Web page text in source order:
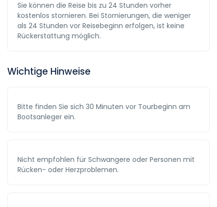
Sie können die Reise bis zu 24 Stunden vorher
kostenlos stornieren. Bei Stornierungen, die weniger
als 24 Stunden vor Reisebeginn erfolgen, ist keine
Rückerstattung möglich.
Wichtige Hinweise
Bitte finden Sie sich 30 Minuten vor Tourbeginn am
Bootsanleger ein.
Nicht empfohlen für Schwangere oder Personen mit
Rücken- oder Herzproblemen.